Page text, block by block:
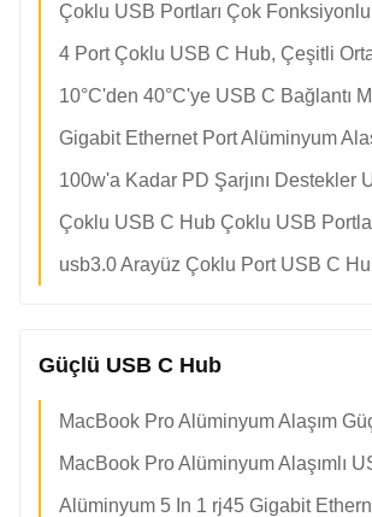
Güçlü USB C Hub
MacBook Pro Alüminyum Alaşımlı
Alüminyum 5 In 1 rj45 Gigabit